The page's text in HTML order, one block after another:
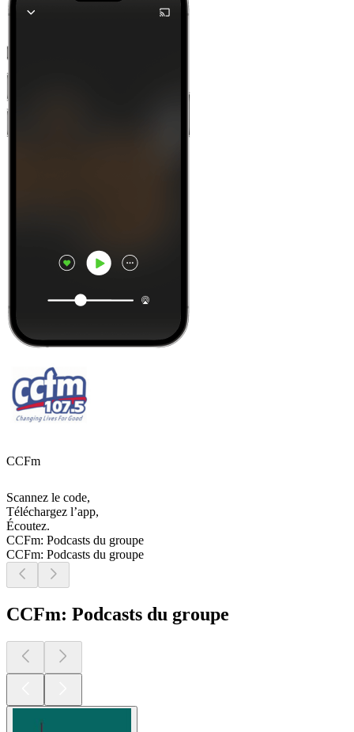
CCFm
Scannez le code,
Téléchargez l’app,
Écoutez.
CCFm: Podcasts du groupe
CCFm: Podcasts du groupe
CCFm: Podcasts du groupe